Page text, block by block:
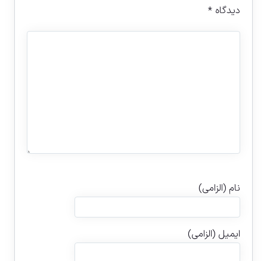
دیدگاه*
نام (الزامی)
ایمیل (الزامی)